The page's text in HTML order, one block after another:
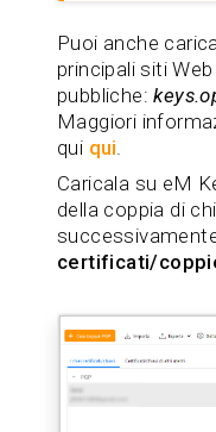
Puoi anche
principali siti
pubbliche:
Maggiori
qui qui
Caricala su eM
della coppia di
certificati/